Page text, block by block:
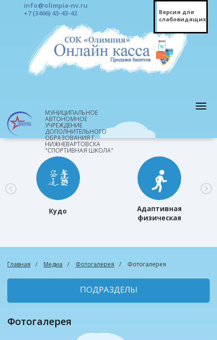
info@olimpia-nv.ru
+7 (3466) 43-43-42
Версия для
слабовидящих
МУНИЦИПАЛЬНОЕ
АВТОНОМНОЕ
УЧРЕЖДЕНИЕ
ДОПОЛНИТЕЛЬНОГО
ОБРАЗОВАНИЯ Г.
НИЖНЕВАРТОВСКА
"СПОРТИВНАЯ ШКОЛА"
Кудо
Адаптивная
физическая
Главная Медиа Фотогалерея Фотогалерея
ПОДРАЗДЕЛЫ
Фотогалерея